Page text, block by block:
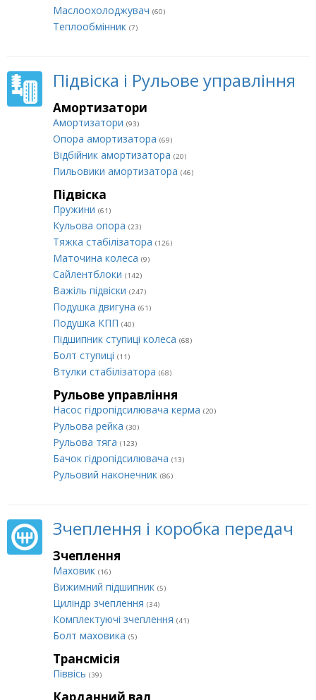
Маслоохолоджувач (60)
Теплообмінник (7)
Підвіска і Рульове управління
Амортизатори
Амортизатори (93)
Опора амортизатора (69)
Відбійник амортизатора (20)
Пильовики амортизатора (46)
Підвіска
Пружини (61)
Кульова опора (23)
Тяжка стабілізатора (126)
Маточина колеса (9)
Сайлентблоки (142)
Важіль підвіски (247)
Подушка двигуна (61)
Подушка КПП (40)
Підшипник ступиці колеса (68)
Болт ступиці (11)
Втулки стабілізатора (68)
Рульове управління
Насос гідропідсилювача керма (20)
Рульова рейка (30)
Рульова тяга (123)
Бачок гідропідсилювача (13)
Рульовий наконечник (86)
Зчеплення і коробка передач
Зчеплення
Маховик (16)
Вижимний підшипник (5)
Циліндр зчеплення (34)
Комплектуючі зчеплення (41)
Болт маховика (5)
Трансмісія
Піввісь (39)